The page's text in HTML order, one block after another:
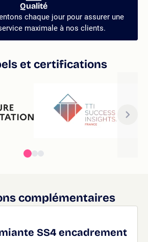
Qualité
chaque jour pour assurer une
maximale à nos clients.
et certifications
complémentaires
SS4 encadrement